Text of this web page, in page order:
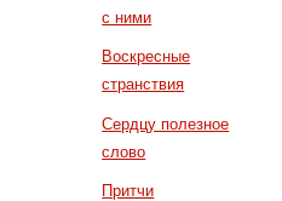
с ними
Воскресные
странствия
Сердцу полезное
слово
Притчи